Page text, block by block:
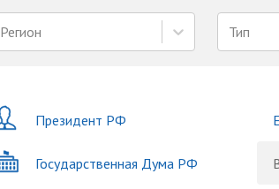
Регион Тип
Президент РФ
Государственная Дума РФ